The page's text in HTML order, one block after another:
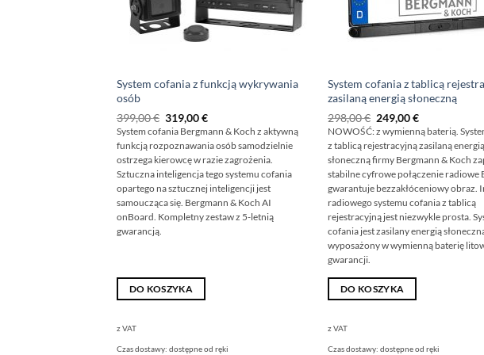
System cofania z funkcją wykrywania
osób
399,00€ Pierwotna
cena
wynosiła:
399,00
€
319,00€Aktualna
cena
wynosi:
319,00
€.
System cofania Bergmann & Koch z aktywną
funkcją rozpoznawania osób samodzielnie
ostrzega kierowcę w razie zagrożenia.
Sztuczna inteligencja tego systemu cofania
opartego na sztucznej inteligencji jest
samoucząca się. Bergmann & Koch AI
onBoard. Kompletny zestaw z 5-letnią
gwarancją.
DO KOSZYKA
z VAT
Czas dostawy: dostępne od ręki
System cofania z tablicą
zasilaną energią słoneczną
298,00€ Pierwotna
cena
wynosiła:
298,00
€
249,00€Aktualna
cena
wynosi:
249,00
€.
NOWOŚĆ: z wymienną baterią.
z tablicą rejestracyjną zasilaną energią
słoneczną firmy Bergmann & Koch
stabilne cyfrowe połączenie radiowe
gwarantuje bezzakłóceniowy obraz.
radiowego systemu cofania z tablicą
rejestracyjną jest niezwykle prosta.
cofania jest zasilany energią
wyposażony w wymienną baterię
gwarancji.
DO KOSZYKA
z VAT
Czas dostawy:dostępne od ręki